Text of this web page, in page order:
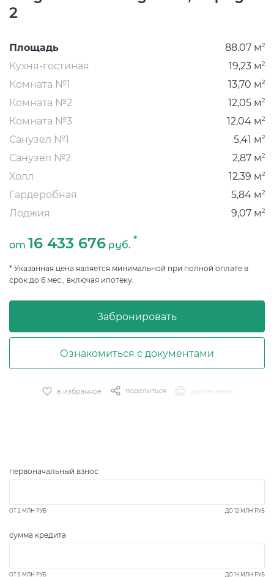
2
Площадь 88.07 м2
Кухня-гостиная 19,23 м2
Комната №1 13,70 м2
Комната №2 12,05 м2
Комната №3 12,04 м2
Санузел №1 5,41 м2
Санузел №2 2,87 м2
Холл 12,39 м2
Гардеробная 5,84 м2
Лоджия 9,07 м2
от 16 433 676 руб. *
* Указанная цена является минимальной при полной оплате в
срок до 6 мес., включая ипотеку.
Забронировать
Ознакомиться с документами
в избранное поделиться распечатать
первоначальный взнос
ОТ 2 МЛН РУБ ДО 12 МЛН РУБ
сумма кредита
ОТ 5 МЛН РУБ ДО 14 МЛН РУБ